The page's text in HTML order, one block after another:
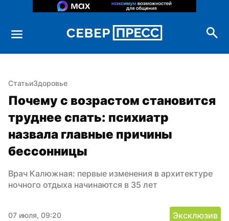
СтатьиЗдоровье
Почему с возрастом становится
труднее спать: психиатр
назвала главные причины
бессонницы
Врач Калюжная: первые изменения в архитектуре
ночного отдыха начинаются в 35 лет
07 июля, 09:20 Эксклюзив